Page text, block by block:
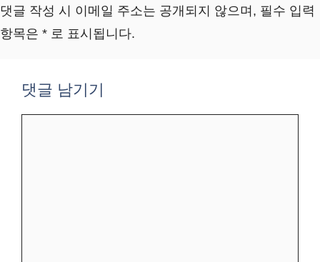
댓글 작성 시 이메일 주소는 공개되지 않으며, 필수 입력
항목은 * 로 표시됩니다.
댓글 남기기